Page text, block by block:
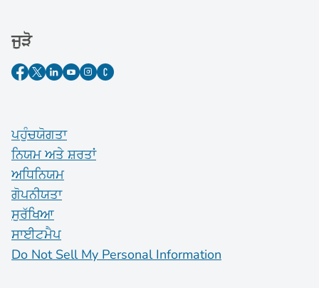
ਜੁੜੋ
ਪਹੁੰਚਯੋਗਤਾ
ਨਿਯਮ ਅਤੇ ਸ਼ਰਤਾਂ
ਅਧਿਨਿਯਮ
ਗੋਪਨੀਯਤਾ
ਸੁਰੱਖਿਆ
ਸਾਈਟਮੈਪ
Do Not Sell My Personal Information